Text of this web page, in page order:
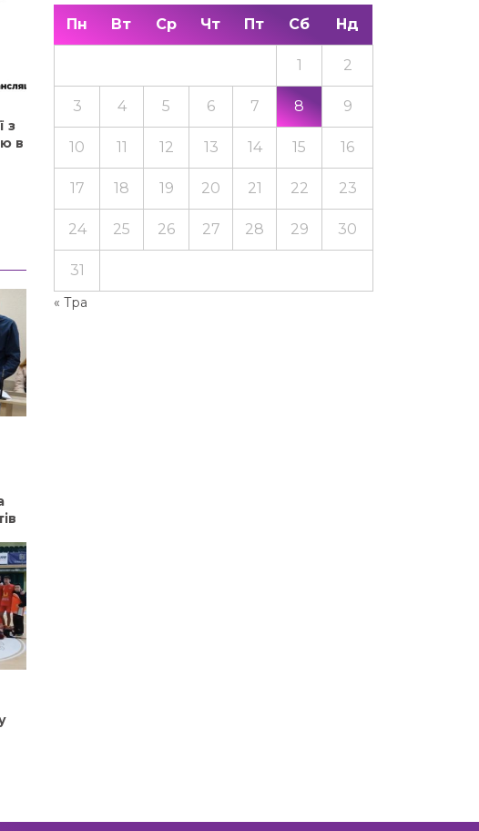
з
в
Пн Вт Ср Чт Пт Сб Нд
« Тра
1 2
3 4 5 6 7 8 9
10 11 12 13 14 15 16
17 18 19 20 21 22 23
24 25 26 27 28 29 30
31